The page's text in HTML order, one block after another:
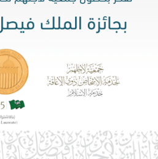
الأخبار و
بفخر واعتزاز.. "لأجلهم" تنال
حصلت جمعية لأجلهم لخدمة الأشخاص ذوي
جائزة الملك فيصل لخدمة الإسلام